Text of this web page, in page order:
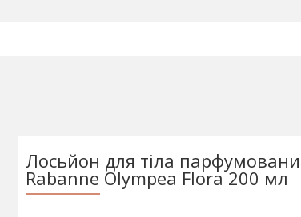
Лосьйон для тіла
Rabanne Olympea Flora 200 мл